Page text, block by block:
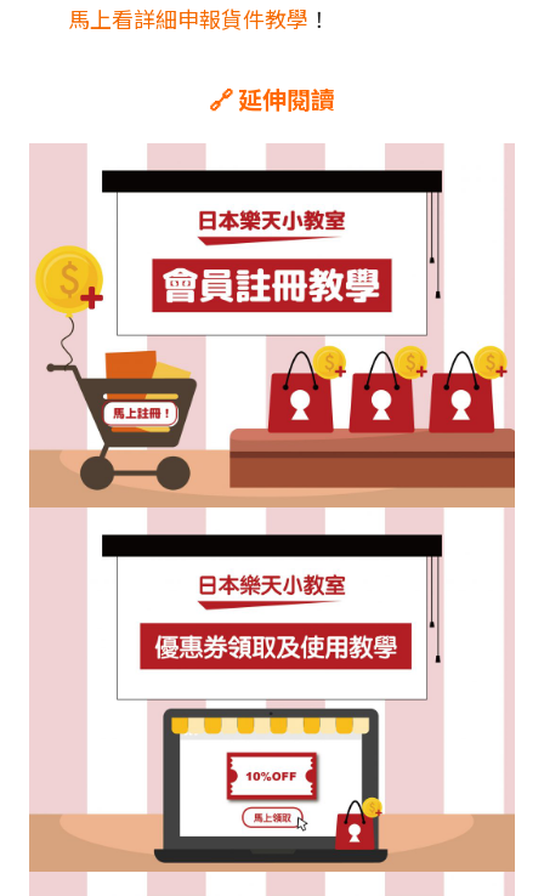
馬上看詳細申報貨件教學 ！
🔗 延伸閱讀